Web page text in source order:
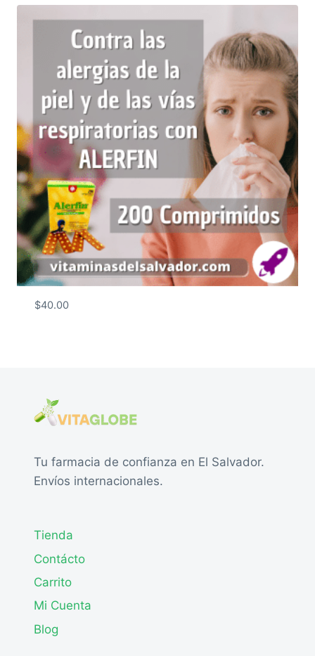
$40.00
Tu farmacia de confianza en El Salvador.
Envíos internacionales.
Tienda
Contácto
Carrito
Mi Cuenta
Blog